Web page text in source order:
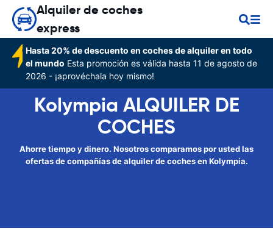
Alquiler de coches
express
Hasta 20% de descuento en coches de alquiler en todo
el mundo Esta promoción es válida hasta 11 de agosto de
2026 - ¡aprovéchala hoy mismo!
Kolympia ALQUILER DE
COCHES
Ahorre tiempo y dinero. Nosotros comparamos por usted las
ofertas de compañías de alquiler de coches en Kolympia.